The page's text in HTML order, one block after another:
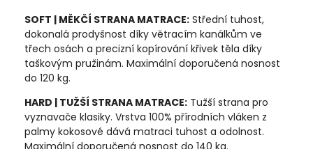
SOFT | MĚKČÍ STRANA MATRACE: Střední tuhost,
dokonalá prodyšnost díky větracím kanálkům ve
třech osách a precizní kopírování křivek těla díky
taškovým pružinám. Maximální doporučená nosnost
do 120 kg.
HARD | TUŽŠÍ STRANA MATRACE: Tužší strana pro
vyznavače klasiky. Vrstva 100% přírodních vláken z
palmy kokosové dává matraci tuhost a odolnost.
Maximální doporučená nosnost do 140 kg.